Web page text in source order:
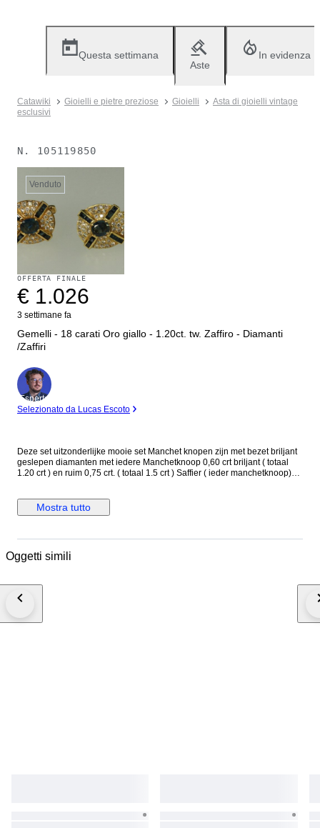
Questa settimana
Aste
In evidenza
Catawiki Gioielli e pietre preziose Gioielli
Asta di gioielli vintage
esclusivi
N. 105119850
Venduto
OFFERTA FINALE
€ 1.026
3 settimane fa
Gemelli - 18 carati Oro giallo - 1.20ct. tw. Zaffiro - Diamanti
/Zaffiri
Esperto
Selezionato da Lucas Escoto
Deze set uitzonderlijke mooie set Manchet knopen zijn met bezet briljant
geslepen diamanten met iedere Manchetknoop 0,60 crt briljant ( totaal
1.20 crt ) en ruim 0,75 crt. ( totaal 1.5 crt ) Saffier ( ieder manchetknoop)
AFBEELDINGEN. Verzekerde verzending.
Mostra tutto
Oggetti simili